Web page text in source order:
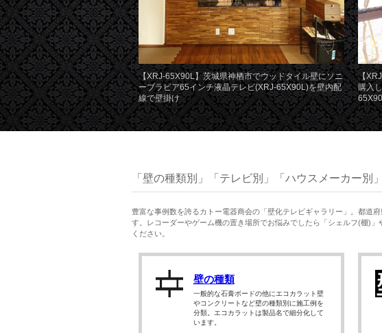
【XRJ-65X90L】茨城県神栖市でウッドタイル壁にソニ
ーブラビア65インチ液晶テレビ(XRJ-65X90L)を壁内配
線で壁掛け
【
購入
「壁の種類別」「テレビ別」「ハウスメーカー別
豊富な事例数を誇るカトー電器商会の「壁化テレビギャラリー」。都道
す。レコーダーやゲーム機の置き場所でお悩みでしたら「シェルフ(棚)
ください。
壁の種類
一般的な石膏ボードの他にエコカラット壁
やコンクリートなど壁の種類別に施工例を
分類。エコカラットは製品名で細分化して
います。